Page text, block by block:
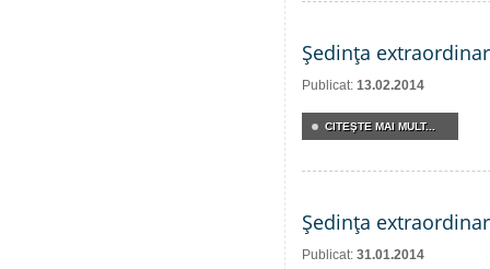
Şedinţa
Publicat: 13.02.2014
CITEŞTE MAI MULT...
Şedinţa
Publicat: 31.01.2014